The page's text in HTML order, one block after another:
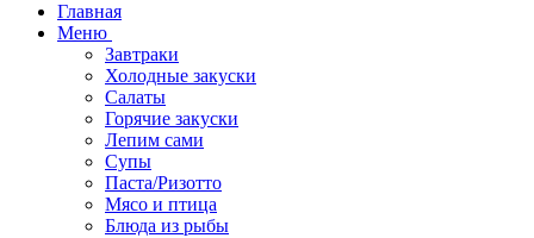
Главная
Меню
Завтраки
Холодные закуски
Салаты
Горячие закуски
Лепим сами
Супы
Паста/Ризотто
Мясо и птица
Блюда из рыбы